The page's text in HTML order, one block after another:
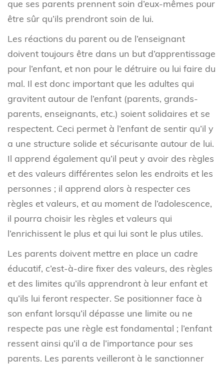
que ses parents prennent soin d’eux-mêmes pour
être sûr qu’ils prendront soin de lui.
Les réactions du parent ou de l’enseignant
doivent toujours être dans un but d’apprentissage
pour l’enfant, et non pour le détruire ou lui faire du
mal. Il est donc important que les adultes qui
gravitent autour de l’enfant (parents, grands-
parents, enseignants, etc.) soient solidaires et se
respectent. Ceci permet à l’enfant de sentir qu’il y
a une structure solide et sécurisante autour de lui.
Il apprend également qu’il peut y avoir des règles
et des valeurs différentes selon les endroits et les
personnes ; il apprend alors à respecter ces
règles et valeurs, et au moment de l’adolescence,
il pourra choisir les règles et valeurs qui
l’enrichissent le plus et qui lui sont le plus utiles.
Les parents doivent mettre en place un cadre
éducatif, c’est-à-dire fixer des valeurs, des règles
et des limites qu’ils apprendront à leur enfant et
qu’ils lui feront respecter. Se positionner face à
son enfant lorsqu’il dépasse une limite ou ne
respecte pas une règle est fondamental ; l’enfant
ressent ainsi qu’il a de l’importance pour ses
parents. Les parents veilleront à le sanctionner